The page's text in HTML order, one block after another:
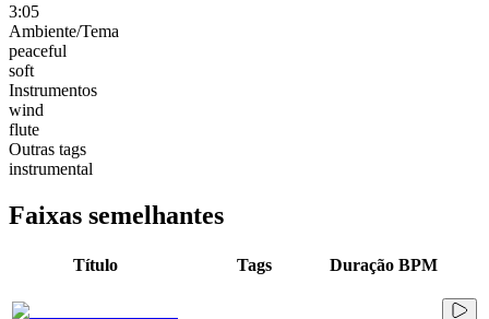
3:05
Ambiente/Tema
peaceful
soft
Instrumentos
wind
flute
Outras tags
instrumental
Faixas semelhantes
Título Tags Duração BPM